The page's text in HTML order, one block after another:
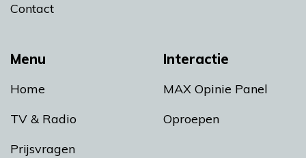
Menu
Home
TV & Radio
Prijsvragen
Interactie
MAX Opinie Panel
Oproepen
Contact